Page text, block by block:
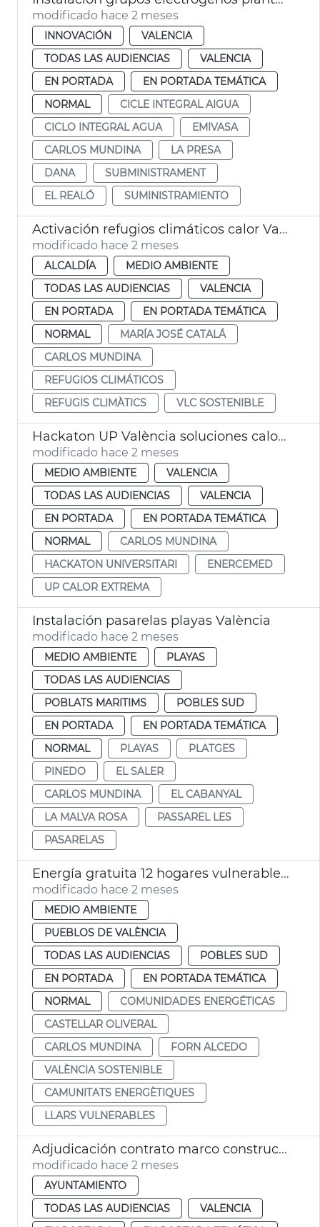
modificado hace 2 meses
INNOVACIÓN
VALENCIA
TODAS LAS AUDIENCIAS
VALENCIA
EN PORTADA
EN PORTADA TEMÁTICA
NORMAL
CICLE INTEGRAL AIGUA
CICLO INTEGRAL AGUA
EMIVASA
CARLOS MUNDINA
LA PRESA
DANA
SUBMINISTRAMENT
EL REALÓ
SUMINISTRAMIENTO
Activación refugios climáticos calor València
modificado hace 2 meses
ALCALDÍA
MEDIO AMBIENTE
TODAS LAS AUDIENCIAS
VALENCIA
EN PORTADA
EN PORTADA TEMÁTICA
NORMAL
MARÍA JOSÉ CATALÁ
CARLOS MUNDINA
REFUGIOS CLIMÁTICOS
REFUGIS CLIMÀTICS
VLC SOSTENIBLE
Hackaton UP València soluciones calor extrema
modificado hace 2 meses
MEDIO AMBIENTE
VALENCIA
TODAS LAS AUDIENCIAS
VALENCIA
EN PORTADA
EN PORTADA TEMÁTICA
NORMAL
CARLOS MUNDINA
HACKATON UNIVERSITARI
ENERCEMED
UP CALOR EXTREMA
Instalación pasarelas playas València
modificado hace 2 meses
MEDIO AMBIENTE
PLAYAS
TODAS LAS AUDIENCIAS
POBLATS MARITIMS
POBLES SUD
EN PORTADA
EN PORTADA TEMÁTICA
NORMAL
PLAYAS
PLATGES
PINEDO
EL SALER
CARLOS MUNDINA
EL CABANYAL
LA MALVA ROSA
PASSAREL LES
PASARELAS
Energía gratuita 12 hogares vulnerables comunidades energéticas València
modificado hace 2 meses
MEDIO AMBIENTE
PUEBLOS DE VALÈNCIA
TODAS LAS AUDIENCIAS
POBLES SUD
EN PORTADA
EN PORTADA TEMÁTICA
NORMAL
COMUNIDADES ENERGÉTICAS
CASTELLAR OLIVERAL
CARLOS MUNDINA
FORN ALCEDO
VALÈNCIA SOSTENIBLE
CAMUNITATS ENERGÈTIQUES
LLARS VULNERABLES
Adjudicación contrato marco construcción nichos cementerios municipales
modificado hace 2 meses
AYUNTAMIENTO
TODAS LAS AUDIENCIAS
VALENCIA